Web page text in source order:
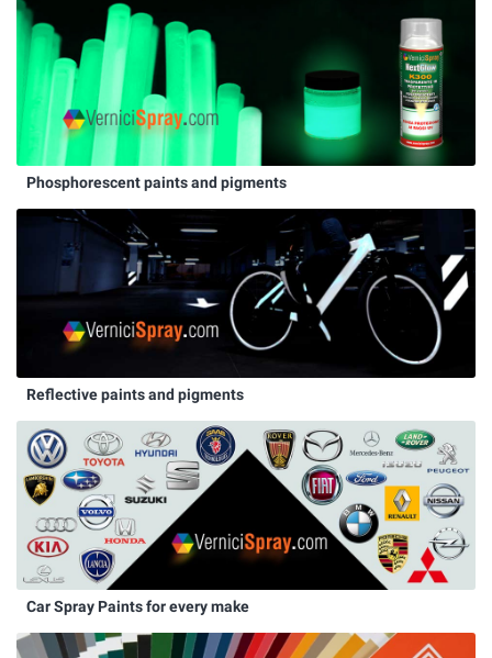
Phosphorescent paints and pigments
Reflective paints and pigments
Car Spray Paints for every make